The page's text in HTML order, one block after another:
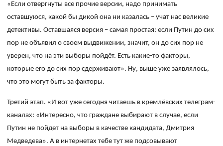
«Если отвергнуты все прочие версии, надо принимать
оставшуюся, какой бы дикой она ни казалась – учат нас великие
детективы. Оставшаяся версия – самая простая: если Путин до сих
пор не объявил о своем выдвижении, значит, он до сих пор не
уверен, что на эти выборы пойдёт. Есть какие-то факторы,
которые его до сих пор сдерживают». Ну, выше уже заявлялось,
что это могут быть за факторы.
Третий этап. «И вот уже сегодня читаешь в кремлёвских телеграм-
каналах: «Интересно,что граждане выбирают в случае,если
Путин не пойдет на выборы в качестве кандидата,Дмитрия
Медведева».А в интернетах тебе тут же подсовывают